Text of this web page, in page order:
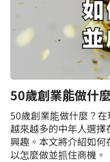
50歲創業能做什
50歲創業能做什麼？
越來越多的中年人選
興趣。本文將介紹如
以怎麼做並抓住商機。